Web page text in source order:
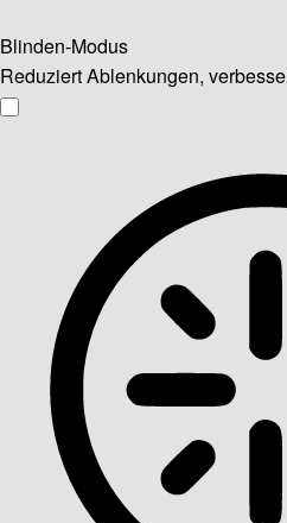
Blinden-Modus
Reduziert Ablenkungen,